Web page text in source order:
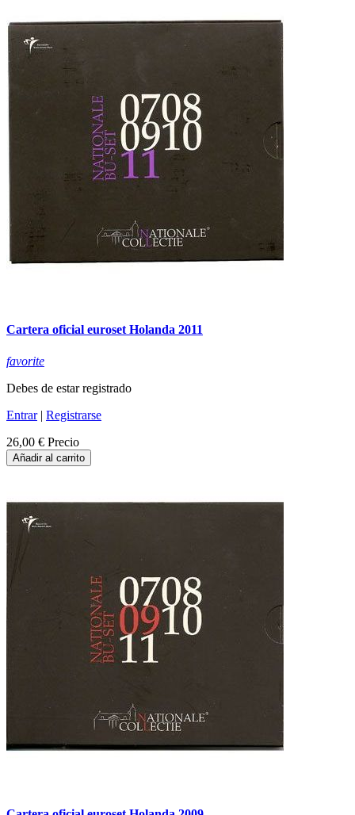
Cartera oficial euroset Holanda 2011
favorite
Debes de estar registrado
Entrar| Registrarse
26,00 € Precio
Añadir al carrito